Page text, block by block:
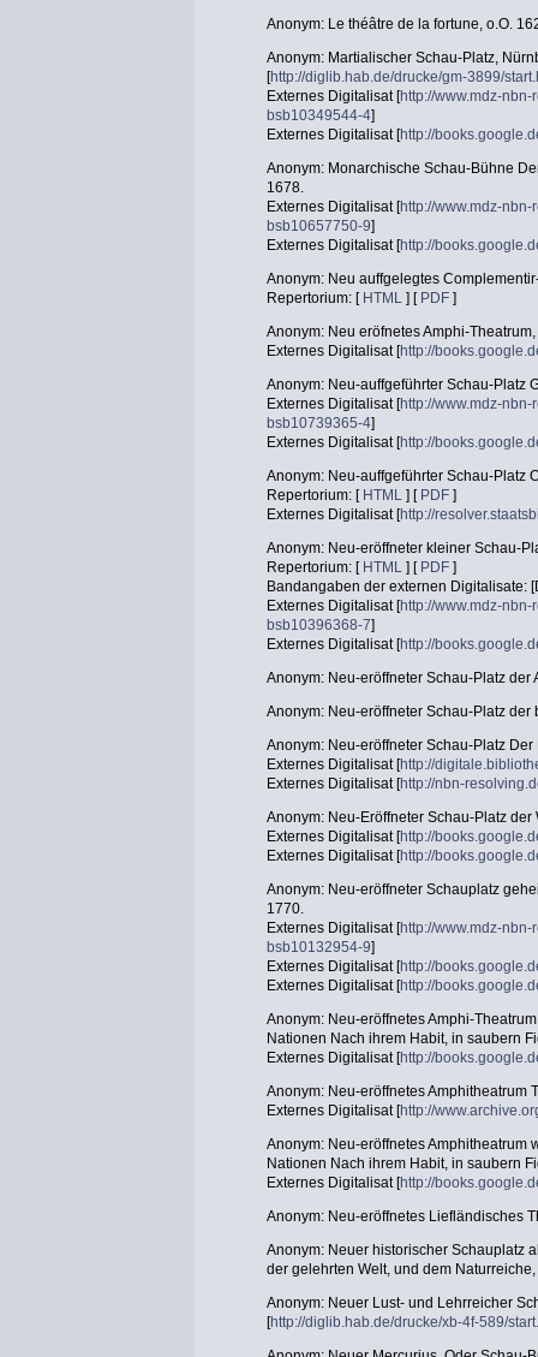
Anonym: Le théâtre de la fortune, o.O.
Anonym: Martialischer Schau-Platz,
[http://diglib.hab.de/drucke/gm-3899/
Externes Digitalisat [http://www.mdz-
bsb10349544-4]
Externes Digitalisat [http://
Anonym: Monarchische Schau-Bühne
1678.
Externes Digitalisat [http://www.mdz-
bsb10657750-9]
Externes Digitalisat [http://
Anonym: Neu auffgelegtes
Repertorium: [HTML ] [PDF ]
Anonym: Neu eröfnetes Amphi-
Externes Digitalisat [http://
Anonym: Neu-auffgeführter Schau-Platz
Externes Digitalisat [http://www.mdz-
bsb10739365-4]
Externes Digitalisat [http://
Anonym: Neu-auffgeführter Schau-Platz
Repertorium: [HTML ] [PDF ]
Externes Digitalisat [http://
Anonym: Neu-eröffneter kleiner Schau-
Repertorium: [HTML ] [PDF ]
Bandangaben der externen Digitalisate:
Externes Digitalisat [http://www.mdz-
bsb10396368-7]
Externes Digitalisat [http://
Anonym: Neu-eröffneter Schau-Platz der
Anonym: Neu-eröffneter Schau-Platz
Anonym: Neu-eröffneter Schau-Platz
Externes Digitalisat [http://
Externes Digitalisat [http://nbn-
Anonym: Neu-Eröffneter Schau-Platz der
Externes Digitalisat [http://
Externes Digitalisat [http://
Anonym: Neu-eröffneter Schauplatz
1770.
Externes Digitalisat [http://www.mdz-
bsb10132954-9]
Externes Digitalisat [http://
Externes Digitalisat [http://
Anonym: Neu-eröffnetes Amphi-
Nationen Nach ihrem Habit, in saubern
Externes Digitalisat [http://
Anonym: Neu-eröffnetes Amphitheatrum
Externes Digitalisat [http://
Anonym: Neu-eröffnetes Amphitheatrum
Nationen Nach ihrem Habit, in saubern
Externes Digitalisat [http://
Anonym: Neu-eröffnetes Liefländisches
Anonym: Neuer historischer Schauplatz
der gelehrten Welt, und dem
Anonym: Neuer Lust- und Lehrreicher
[http://diglib.hab.de/drucke/xb-4f-589/